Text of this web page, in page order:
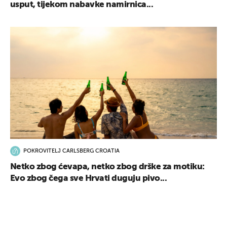
usput, tijekom nabavke namirnica...
POKROVITELJ CARLSBERG CROATIA
Netko zbog ćevapa, netko zbog drške za motiku:
Evo zbog čega sve Hrvati duguju pivo...